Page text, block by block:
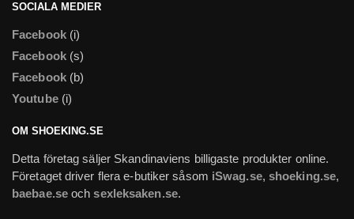
SOCIALA MEDIER
Facebook(i)
Facebook(s)
Facebook(b)
Youtube(i)
OM SHOEKING.SE
Detta företag säljer Skandinaviens billigaste produkter online.
Företaget driver flera e-butiker såsom iSwag.se, shoeking.se,
baebae.seochsexleksaken.se.